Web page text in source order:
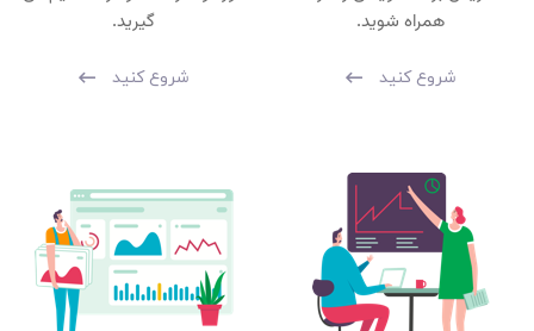
همراه شوید.
شروع کنید
گیرید.
شروع کنید